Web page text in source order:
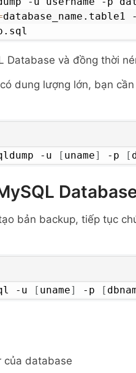
Database và đồng thời
dung lượng lớn, bạn
-u [ uname] -p [
bản backup, tiếp tục
-u [ uname] -p [
của database